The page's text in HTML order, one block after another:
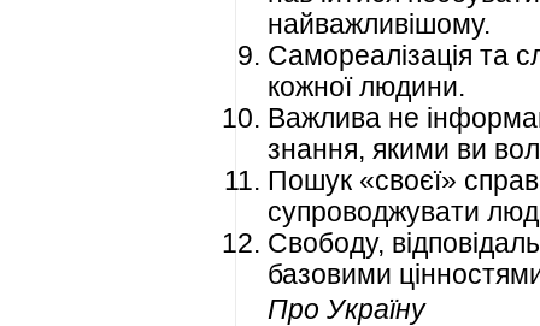
найважливішому.
Самореалізація та
кожної людини.
Важлива не
знання, якими ви
Пошук «своєї»
супроводжувати
Свободу,
базовими
Про Україну